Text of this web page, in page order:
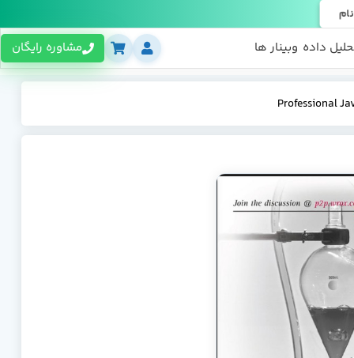
داده وبینار ها مشاوره رایگان